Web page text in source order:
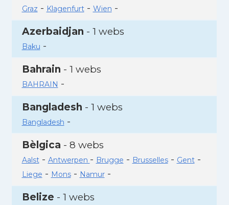
Graz - Klagenfurt- Wien -
Azerbaidjan - 1 webs
Baku -
Bahrain - 1 webs
BAHRAIN -
Bangladesh - 1 webs
Bangladesh -
Bèlgica - 8 webs
Aalst- Antwerpen - Brugge - Brusselles- Gent-
Liege - Mons- Namur-
Belize - 1 webs